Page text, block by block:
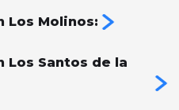
Los Molinos:
Los Santos de la